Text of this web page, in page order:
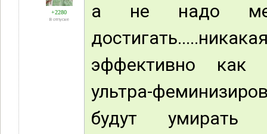
+2280
В отпуске
а не надо
эффективно как
ультра-
будут умирать